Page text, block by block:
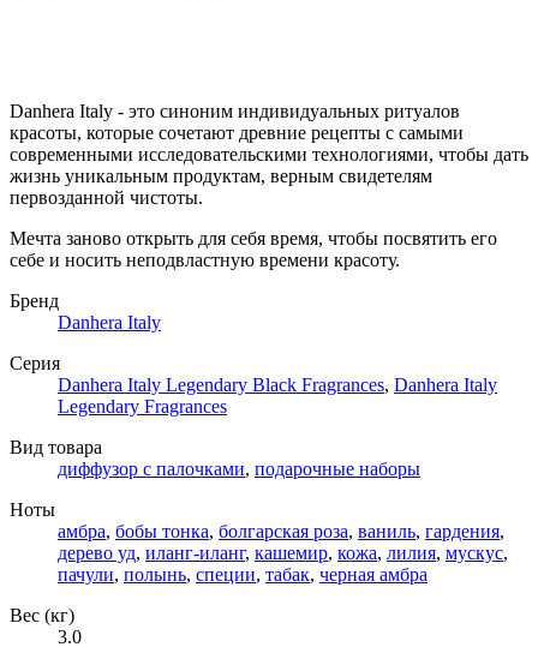
Danhera Italy - это синоним индивидуальных ритуалов
красоты, которые сочетают древние рецепты с самыми
современными исследовательскими технологиями, чтобы дать
жизнь уникальным продуктам, верным свидетелям
первозданной чистоты.
Мечта заново открыть для себя время, чтобы посвятить его
себе и носить неподвластную времени красоту.
Бренд
Danhera Italy
Серия
Danhera Italy Legendary Black Fragrances, Danhera Italy
Legendary Fragrances
Вид товара
диффузор с палочками, подарочные наборы
Ноты
амбра, бобы тонка, болгарская роза, ваниль, гардения,
дерево уд, иланг-иланг, кашемир, кожа, лилия, мускус,
пачули, полынь, специи, табак, черная амбра
Вес (кг)
3.0